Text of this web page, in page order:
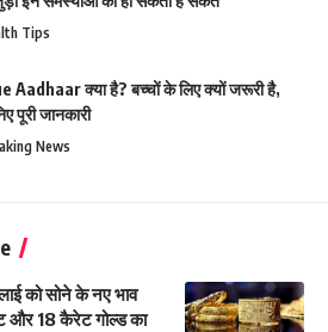
Tips
Aadhaar क्या है? बच्चों के लिए क्यों जरूरी है,
पूरी जानकारी
News
को सोने के नए भाव
और 18 कैरेट गोल्ड का